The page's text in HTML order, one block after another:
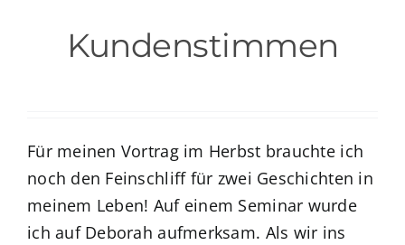
Kundenstimmen
Für meinen Vortrag im Herbst brauchte ich
noch den Feinschliff für zwei Geschichten in
meinem Leben! Auf einem Seminar wurde
ich auf Deborah aufmerksam. Als wir ins